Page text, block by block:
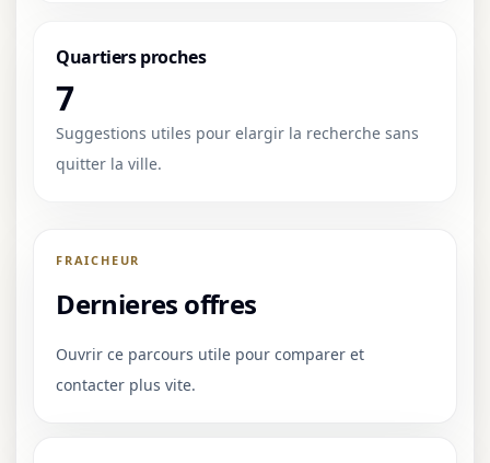
Quartiers proches
7
Suggestions utiles pour elargir la recherche sans
quitter la ville.
FRAICHEUR
Dernieres offres
Ouvrir ce parcours utile pour comparer et
contacter plus vite.